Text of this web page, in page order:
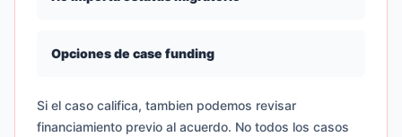
Opciones de case funding
Si el caso califica, tambien podemos revisar
financiamiento previo al acuerdo. No todos los casos